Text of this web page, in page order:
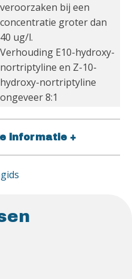
veroorzaken bij een
concentratie groter dan
40 ug/l.
Verhouding E10-hydroxy-
nortriptyline en Z-10-
hydroxy-nortriptyline
ongeveer 8:1
informatie +